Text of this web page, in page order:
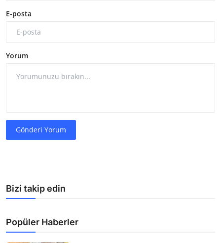
E-posta
Yorum
Gönderi Yorum
Bizi takip edin
Popüler Haberler